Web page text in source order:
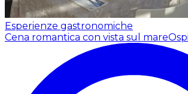
Esperienze gastronomiche
Cena romantica con vista sul mare